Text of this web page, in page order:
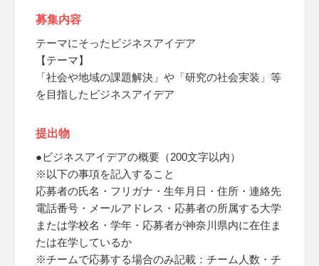
募集内容
テーマにそったビジネスアイデア
【テーマ】
「社会や地域の課題解決」や「研究の社会実装」等
を目指したビジネスアイデア
提出物
●ビジネスアイデアの概要（200文字以内）
※以下の事項を記入すること
応募者の氏名・フリガナ・生年月日・住所・連絡先
電話番号・メールアドレス・応募者の所属する大学
または学校名・学年・応募者が神奈川県内に在住ま
たは在学しているか
※チームで応募する場合のみ記載：チーム人数・チ